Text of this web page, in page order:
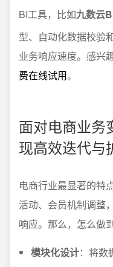
BI工具，比如九数云
型、自动化数据校验
业务响应速度。感兴
费在线试用。
面对电商业务
现高效迭代与
电商行业最显著的特
活动、会员机制调整
响应。那么，怎么做
模块化设计：将数